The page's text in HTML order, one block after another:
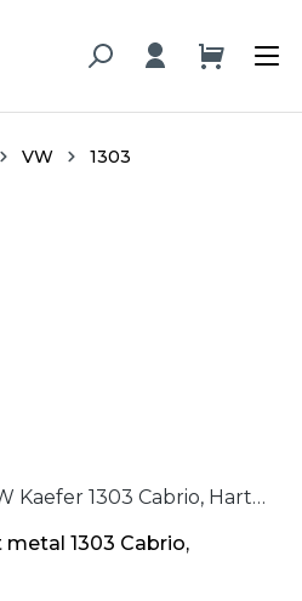
VW 1303
Stehblechpaneele VW Kaefer 1303 Cabrio, Hartfaser, Paar / Panels standing sheet metal 1303 Cabrio, hardboard, pair
1303 Cabrio,